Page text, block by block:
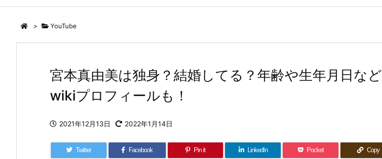
> YouTube
宮本真由美は独身？結婚してる？年齢や生年月日など
wikiプロフィールも！
2021年12月13日 2022年1月14日
Twitter Facebook Pin it LinkedIn Pocket Copy